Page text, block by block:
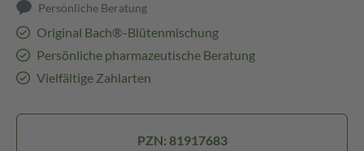
Persönliche Beratung
Original Bach®-Blütenmischung
Persönliche pharmazeutische Beratung
Vielfältige Zahlarten
PZN: 81917683